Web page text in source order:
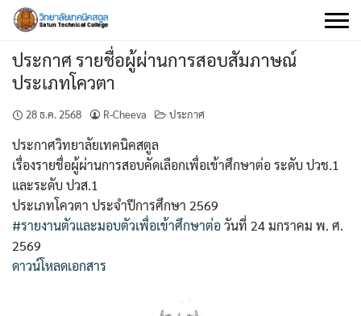
Skip
content
ประกาศ รายชื่อผู้ผ่านการสอบสัมภาษณ์
ประเภทโควตา
28 ธ.ค. 2568 R-Cheeva ประกาศ
ประกาศวิทยาลัยเทคนิคสตูล
เรื่องรายชื่อผู้ผ่านการสอบคัดเลือกเพื่อเข้าศึกษาต่อ ระดับ ปวช.1
และระดับ ปวส.1
ประเภทโควตา ประจำปีการศึกษา 2569
#รายงานตัวและมอบตัวเพื่อเข้าศึกษาต่อวันที่ 24 มกราคม พ. ศ.
2569
ดาวน์โหลดเอกสาร